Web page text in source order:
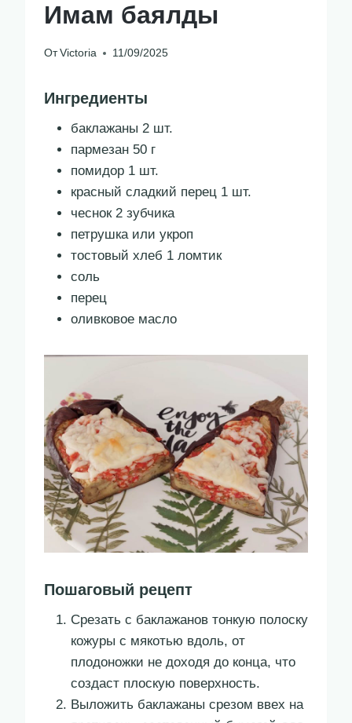
Имам баялды
От Victoria 11/09/2025
Ингредиенты
баклажаны 2 шт.
пармезан 50 г
помидор 1 шт.
красный сладкий перец 1 шт.
чеснок 2 зубчика
петрушка или укроп
тостовый хлеб 1 ломтик
соль
перец
оливковое масло
Пошаговый рецепт
Срезать с баклажанов тонкую полоску
кожуры с мякотью вдоль, от
плодоножки не доходя до конца, что
создаст плоскую поверхность.
Выложить баклажаны срезом ввех на